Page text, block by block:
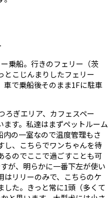
乗船。行きのフェリー（茨
とこじんまりしたフェリー
車で乗船後そのまま1Fに駐車
ろぎエリア、カフェスペー
す。私達はまずペットルーム
の一室なので温度管理もさ
し、こちらでワンちゃんを待
るのでここで過ごすことも可
が、明らかに一番下左が使い
リリーのみで、こちらのケ
した。きっと常に1頭（多くて